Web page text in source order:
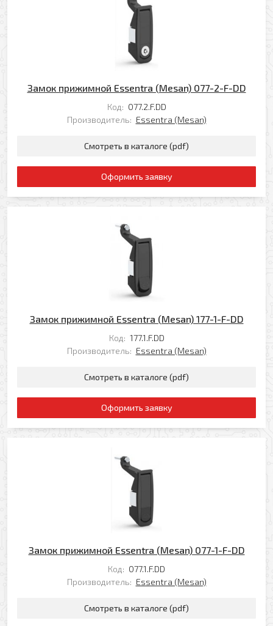
Замок прижимной Essentra (Mesan) 077-2-F-DD
Код: 077.2.F.DD
Производитель: Essentra (Mesan)
Смотреть в каталоге (pdf)
Оформить заявку
Замок прижимной Essentra (Mesan) 177-1-F-DD
Код: 177.1.F.DD
Производитель: Essentra (Mesan)
Смотреть в каталоге (pdf)
Оформить заявку
Замок прижимной Essentra (Mesan) 077-1-F-DD
Код: 077.1.F.DD
Производитель: Essentra (Mesan)
Смотреть в каталоге (pdf)
персональных данных в соответствии с
Политикой обработки персональных данных
* — поля, обязательные для заполнения
Комментарий к заказу
Согласен(-на) на получение рассылки
персональных данных в соответствии с
Политикой обработки персональных данных
* — поля, обязательные для заполнения